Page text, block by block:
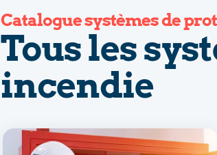
Catalogue systèmes de
Tous les
incendie